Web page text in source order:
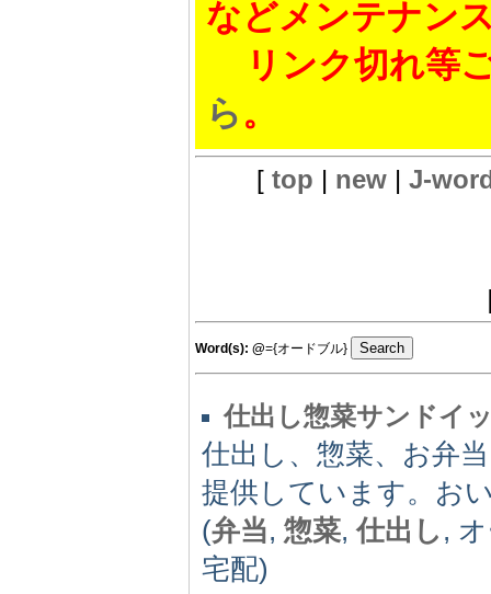
などメンテナン
リンク切れ等
ら。
[ top | new| J-
Word(s): @={オードブル}
仕出し惣菜サンドイ
仕出し、惣菜、お弁
提供しています。お
(弁当, 惣菜,仕出し ,
宅配)